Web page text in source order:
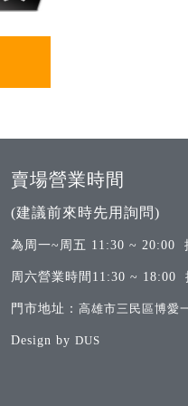
賣場營業時間
(建議前來時先用詢問)
為周一~周五 11:30 ~ 20:00
周六營業時間11:30 ~ 18:00
門市地址：高雄市三民區博愛
Design byDUS